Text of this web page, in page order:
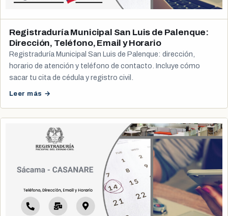
Registraduría Municipal San Luis de Palenque:
Dirección, Teléfono, Email y Horario
Registraduría Municipal San Luis de Palenque: dirección,
horario de atención y teléfono de contacto. Incluye cómo
sacar tu cita de cédula y registro civil.
Leer más →